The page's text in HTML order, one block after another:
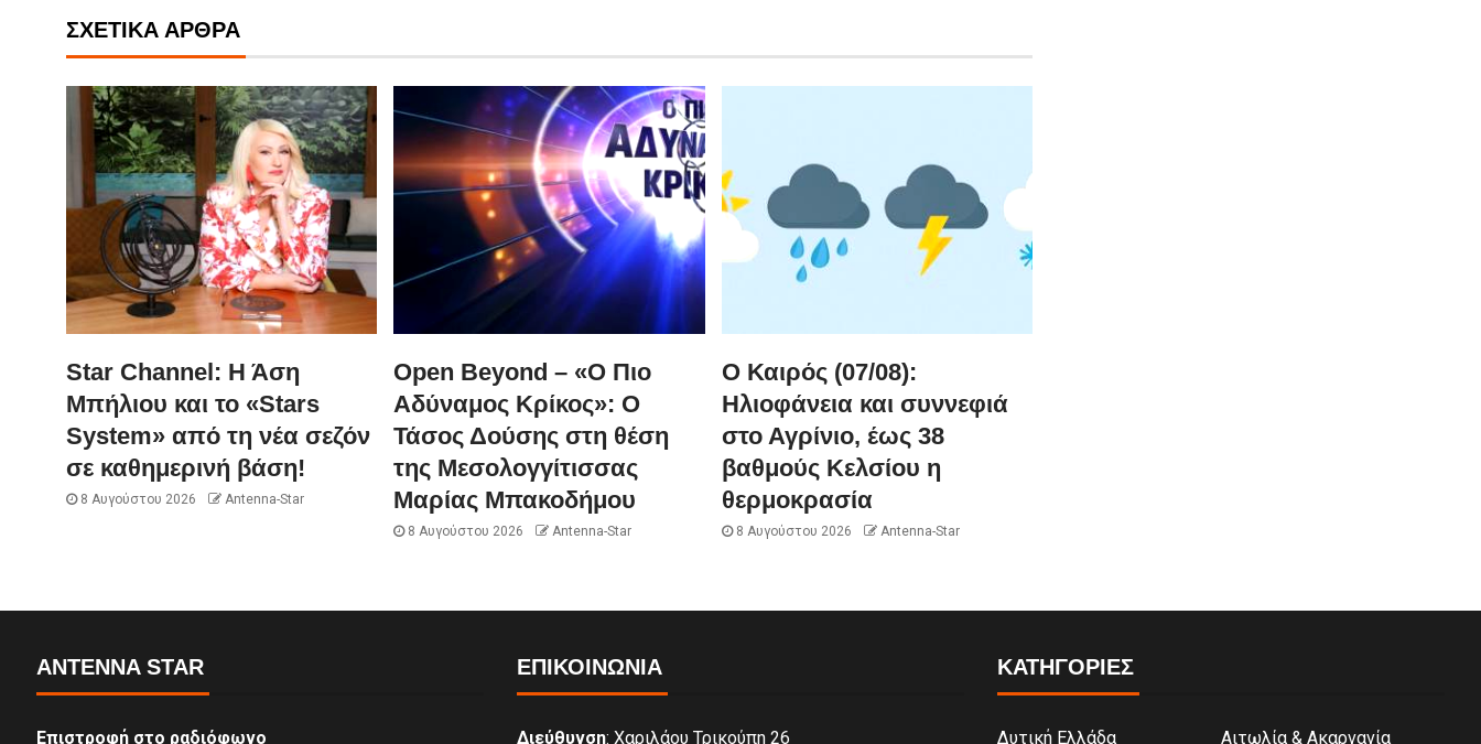
ΣΧΕΤΙΚΆ ΆΡΘΡΑ
Star Channel: Η Άση
Μπήλιου και το «Stars
System» από τη νέα σεζόν
σε καθημερινή βάση!
8 Αυγούστου 2026 Antenna-Star
Open Beyond – «Ο Πιο
Αδύναμος Κρίκος»: Ο
Τάσος Δούσης στη θέση
της Μεσολογγίτισσας
Μαρίας Μπακοδήμου
8 Αυγούστου 2026 Antenna-Star
Ο Καιρός (07/08):
Ηλιοφάνεια και συννεφιά
στο Αγρίνιο, έως 38
βαθμούς Κελσίου η
θερμοκρασία
8 Αυγούστου 2026 Antenna-Star
ANTENNA STAR
Επιστροφή στο ραδιόφωνο
ΕΠΙΚΟΙΝΩΝΊΑ
Διεύθυνση: Χαριλάου Τρικούπη 26
ΚΑΤΗΓΟΡΙΕΣ
Δυτική Ελλάδα Αιτωλία & Ακαρνανία